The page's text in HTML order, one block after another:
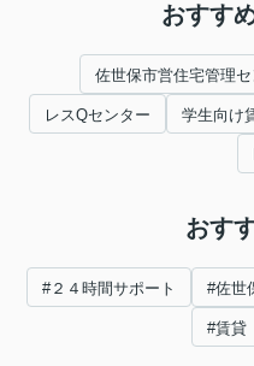
おすす
佐世保市営住宅管理
レスQセンター 学生向け
おす
#２４時間サポート #佐世
#賃貸